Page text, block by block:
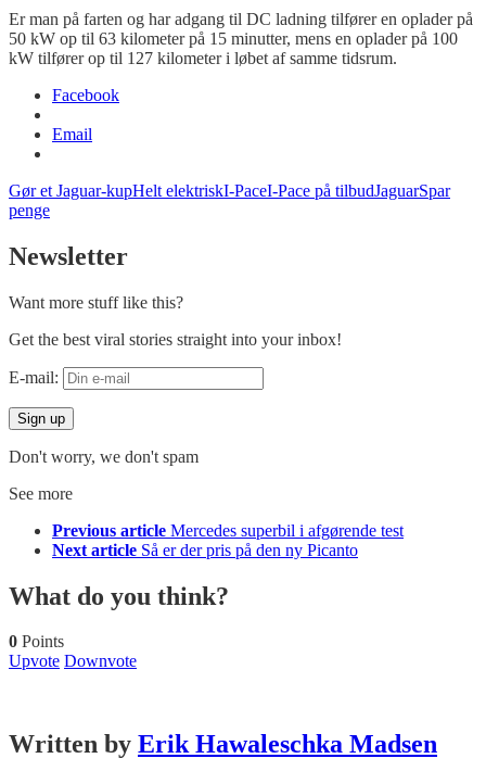
Erman på farten og haradgang til DC ladning tilføreren oplader på
50 kW op til 63 kilometer på 15 minutter, mens en oplader på 100
kW tilfører op til 127 kilometeri løbet af samme tidsrum.
Facebook
Email
Gør et Jaguar-kupHelt elektriskI-PaceI-Pace på tilbudJaguarSpar
penge
Newsletter
Want more stuff like this?
Get the best viral stories straight into your inbox!
E-mail:
Don't worry, we don't spam
See more
Previous article Mercedes superbil i afgørende test
Next article Så er der pris på den ny Picanto
What do you think?
0 Points
Upvote Downvote
Written by Erik Hawaleschka Madsen